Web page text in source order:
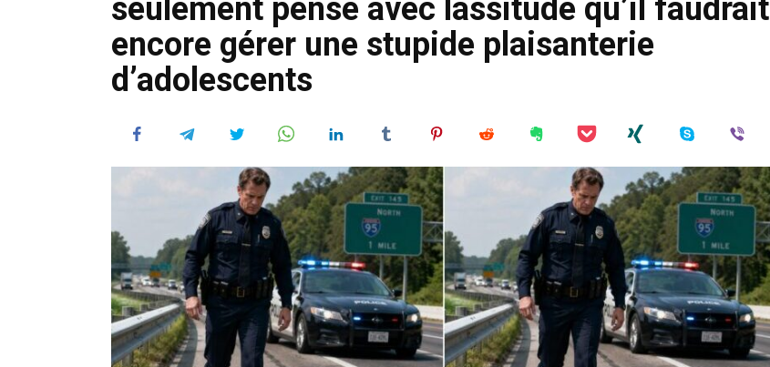
seulement pensé avec lassitude qu’il faudrait
encore gérer une stupide plaisanterie
d’adolescents